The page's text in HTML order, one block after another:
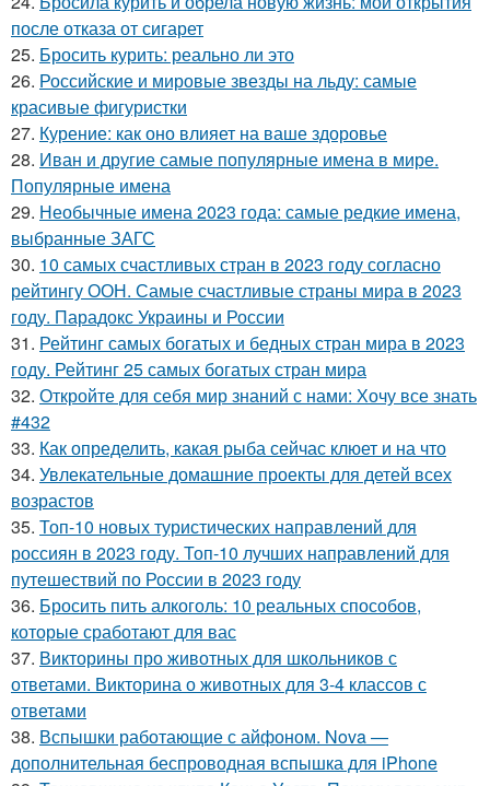
после отказа от сигарет
25. Бросить курить: реально ли это
26. Российские и мировые звезды на льду: самые
красивые фигуристки
27. Курение: как оно влияет на ваше здоровье
28. Иван и другие самые популярные имена в мире.
Популярные имена
29. Необычные имена 2023 года: самые редкие имена,
выбранные ЗАГС
30. 10 самых счастливых стран в 2023 году согласно
рейтингу ООН. Самые счастливые страны мира в 2023
году. Парадокс Украины и России
31. Рейтинг самых богатых и бедных стран мира в 2023
году. Рейтинг 25 самых богатых стран мира
32. Откройте для себя мир знаний с нами: Хочу все знать
#432
33. Как определить, какая рыба сейчас клюет и на что
34. Увлекательные домашние проекты для детей всех
возрастов
35. Топ-10 новых туристических направлений для
россиян в 2023 году. Топ-10 лучших направлений для
путешествий по России в 2023 году
36. Бросить пить алкоголь: 10 реальных способов,
которые сработают для вас
37. Викторины про животных для школьников с
ответами. Викторина о животных для 3-4 классов с
ответами
38. Вспышки работающие с айфоном. Nova —
дополнительная беспроводная вспышка для iPhone